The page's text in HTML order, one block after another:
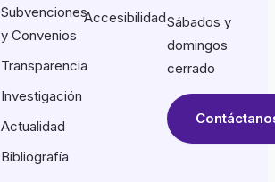
Subvenciones
y Convenios
Transparencia
Investigación
Actualidad
Bibliografía
AccesibilidadSábados y
domingos
cerrado